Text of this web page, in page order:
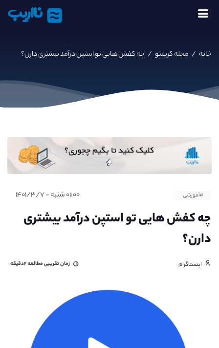
نااریب
خانه / مجله کریپتو / چه کفش هایی تو استپن درآمد بیشتری دارن؟
#آموزشی ۰۱:۰۰ شنبه - ۱۴۰۱/۳/۷
چه کفش هایی تو استپن درآمد بیشتری
دارن؟
اینستاگرام زمان تقریبی مطالعه۲دقیقه